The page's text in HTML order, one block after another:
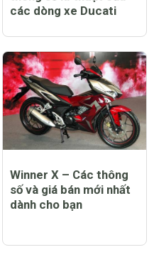
Giá xe Ducati và các
thông số kĩ thuật của
các dòng xe Ducati